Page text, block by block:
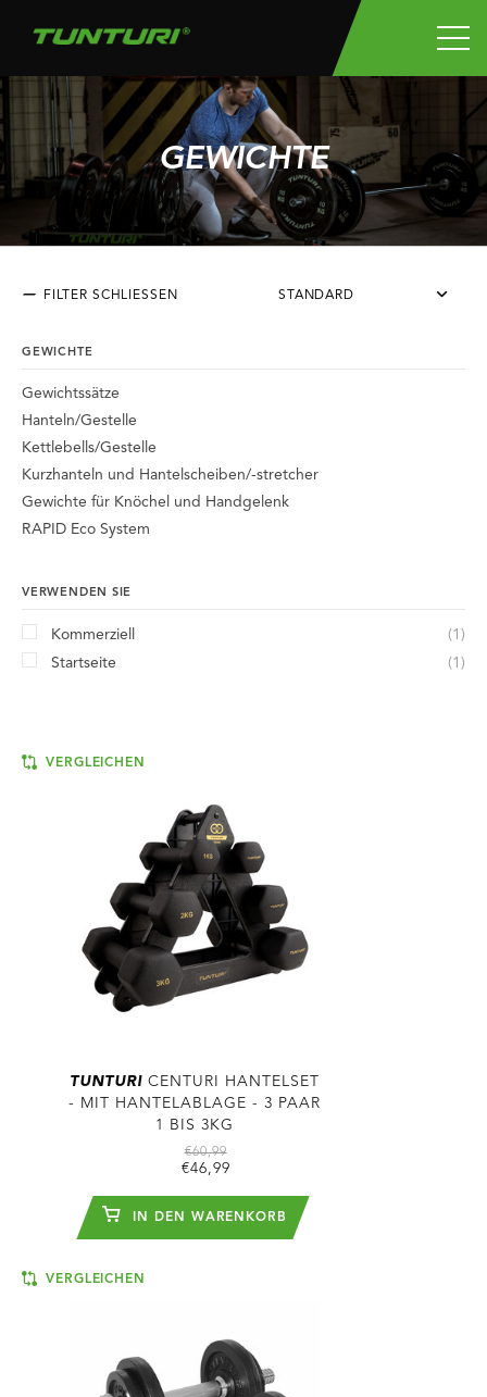
GEWICHTE
FILTER SCHLIESSEN STANDARD
GEWICHTE
Gewichtssätze
Hanteln/Gestelle
Kettlebells/Gestelle
Kurzhanteln und Hantelscheiben/-stretcher
Gewichte für Knöchel und Handgelenk
RAPID Eco System
VERWENDEN SIE
Kommerziell
(1)
Startseite
(1)
VERGLEICHEN
TUNTURI CENTURI HANTELSET
- MIT HANTELABLAGE - 3 PAAR
1 BIS 3KG
€60,99
€46,99
IN DEN WARENKORB
VERGLEICHEN